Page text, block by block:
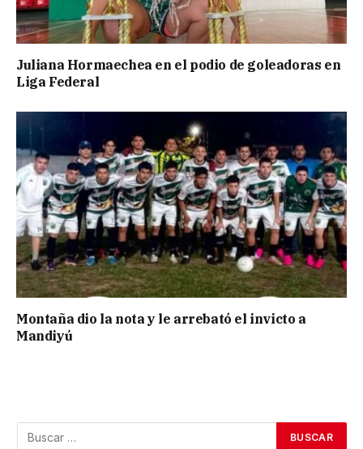
Juliana Hormaechea en el podio de goleadoras en
Liga Federal
Montaña dio la nota y le arrebató el invicto a
Mandiyú